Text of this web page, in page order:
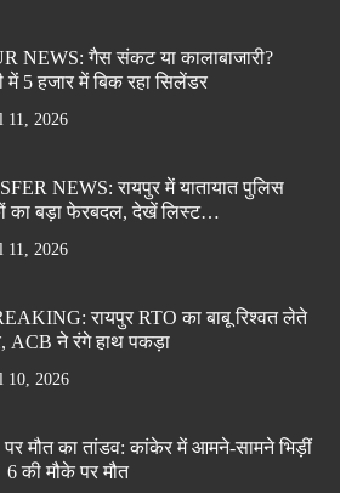
NEWS: गैस संकट या कालाबाजारी?
में 5 हजार में बिक रहा सिलेंडर
11, 2026
NEWS: रायपुर में यातायात पुलिस
का बड़ा फेरबदल, देखें लिस्ट…
11, 2026
रायपुर RTO का बाबू रिश्वत लेते
ACB ने रंगे हाथ पकड़ा
10, 2026
मौत का तांडव: कांकेर में आमने-सामने भिड़ीं
6 की मौके पर मौत